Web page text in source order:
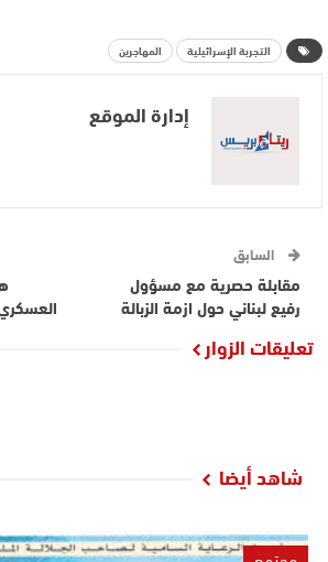
التجربة الإسرائيلية المهاجرين
إدارة الموقع
السابق
مقابلة حصرية مع مسؤول
رفيع لبناني حول ازمة الزبالة
تعليقات الزوار
شاهد أيضا